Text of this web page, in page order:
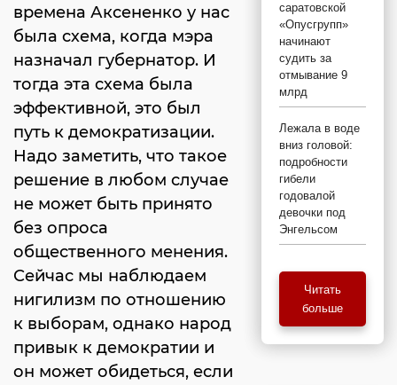
времена Аксененко у нас
была схема, когда мэра
назначал губернатор. И
тогда эта схема была
эффективной, это был
путь к демократизации.
Надо заметить, что такое
решение в любом случае
не может быть принято
без опроса
общественного менения.
Сейчас мы наблюдаем
нигилизм по отношению
к выборам, однако народ
привык к демократии и
он может обидеться, если
саратовской
«Опусгрупп»
начинают
судить за
отмывание 9
млрд
Лежала в воде
вниз головой:
подробности
гибели
годовалой
девочки под
Энгельсом
Читать
больше